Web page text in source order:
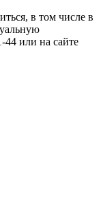
в том числе в
или на сайте